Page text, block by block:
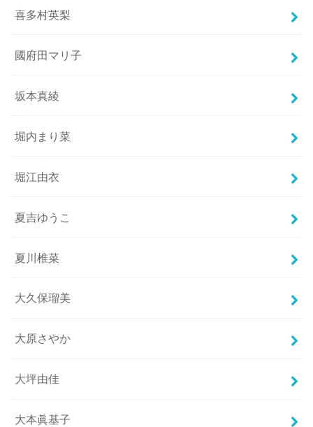
喜多村英梨
國府田マリ子
坂本真綾
堀内まり菜
堀江由衣
夏吉ゆうこ
夏川椎菜
大久保瑠美
大原さやか
大坪由佳
大本眞基子